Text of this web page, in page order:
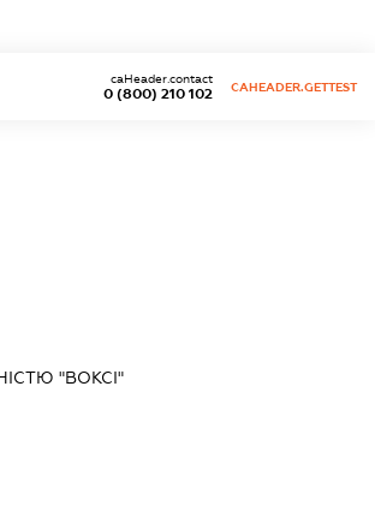
0 (800) 210 102
caHeader.contact
CAHEADER.GETTEST
"ВОКСІ"